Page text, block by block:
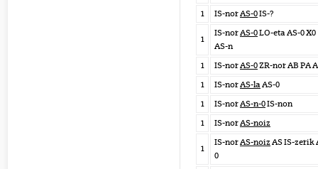
1
IS-norAS-0IS-?
1
IS-norAS-0LO-eta AS-0 X0
AS-n
1
IS-norAS-0ZR-nor AB PA
1
IS-norAS-laAS-0
1
IS-norAS-n-0IS-non
1
IS-norAS-noiz
1
IS-norAS-noiz AS IS-zerik
0